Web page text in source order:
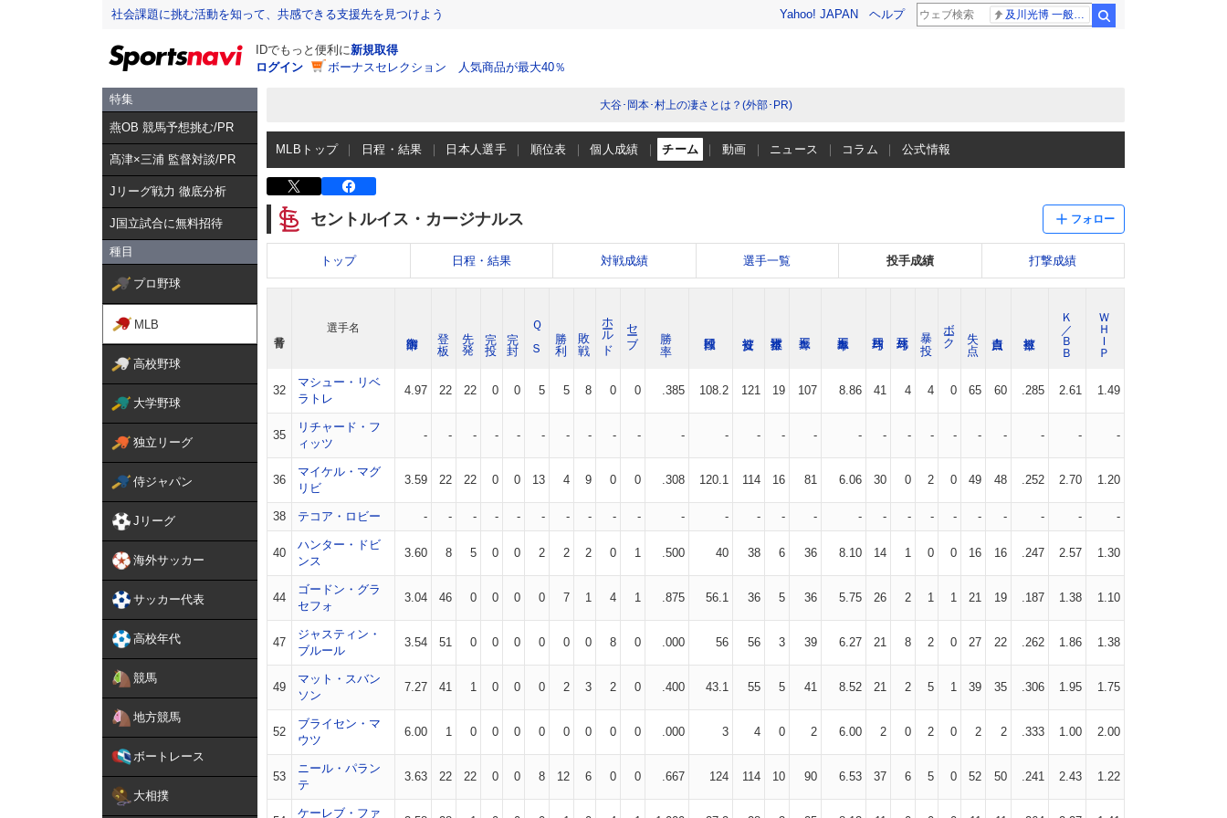
社会課題に挑む活動を知って、共感できる支援先を見つけよう Yahoo! JAPAN ヘルプ
IDでもっと便利に新規取得
ログイン
ボーナスセレクション 人気商品が最大40％
特集
燕OB 競馬予想挑む/PR
髙津×三浦 監督対談/PR
Jリーグ戦力 徹底分析
J国立試合に無料招待
種目
プロ野球
MLB
高校野球
大学野球
独立リーグ
侍ジャパン
Jリーグ
海外サッカー
サッカー代表
高校年代
競馬
地方競馬
ボートレース
大相撲
大谷･岡本･村上の凄さとは？(外部･PR)
MLBトップ 日程・結果 日本人選手 順位表 個人成績 チーム 動画 ニュース コラム 公式情報
セントルイス・カージナルス フォロー
トップ 日程・結果 対戦成績 選手一覧 投手成績 打撃成績
選手名 Ｑ Ｓ ホールド セーブ ボーク Ｋ／ＢＢ ＷＨＩＰ
32
マシュー・リベ
ラトレ
4.97 22 22 0 0 5 5 8 0 0 .385 108.2 121 19 107 8.86 41 4 4 0 65 60 .285 2.61 1.49
35
リチャード・フ
ィッツ
- - - - - - - - - - - - - - - - - - - - - - - - -
36
マイケル・マグ
リビ
3.59 22 22 0 0 13 4 9 0 0 .308 120.1 114 16 81 6.06 30 0 2 0 49 48 .252 2.70 1.20
38 テコア・ロビー - - - - - - - - - - - - - - - - - - - - - - - - -
40
ハンター・ドビ
ンス
3.60 8 5 0 0 2 2 2 0 1 .500 40 38 6 36 8.10 14 1 0 0 16 16 .247 2.57 1.30
44
ゴードン・グラ
セフォ
3.04 46 0 0 0 0 7 1 4 1 .875 56.1 36 5 36 5.75 26 2 1 1 21 19 .187 1.38 1.10
47
ジャスティン・
ブルール
3.54 51 0 0 0 0 0 0 8 0 .000 56 56 3 39 6.27 21 8 2 0 27 22 .262 1.86 1.38
49
マット・スバン
ソン
7.27 41 1 0 0 0 2 3 2 0 .400 43.1 55 5 41 8.52 21 2 5 1 39 35 .306 1.95 1.75
52
ブライセン・マ
ウツ
6.00 1 0 0 0 0 0 0 0 0 .000 3 4 0 2 6.00 2 0 2 0 2 2 .333 1.00 2.00
53
ニール・パラン
テ
3.63 22 22 0 0 8 12 6 0 0 .667 124 114 10 90 6.53 37 6 5 0 52 50 .241 2.43 1.22
ケーレブ・ファ